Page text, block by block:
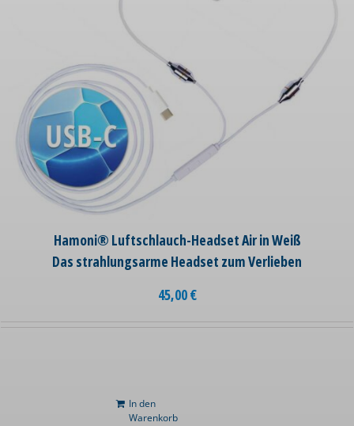
Hamoni® Luftschlauch-Headset Air in Weiß
Das strahlungsarme Headset zum Verlieben
45,00€
In den
Warenkorb